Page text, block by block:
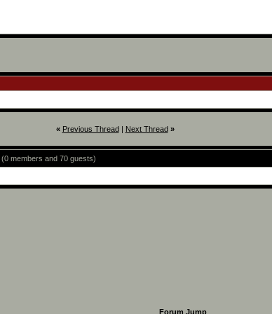
« Previous Thread| Next Thread »
(0 members and 70 guests)
Forum Jump